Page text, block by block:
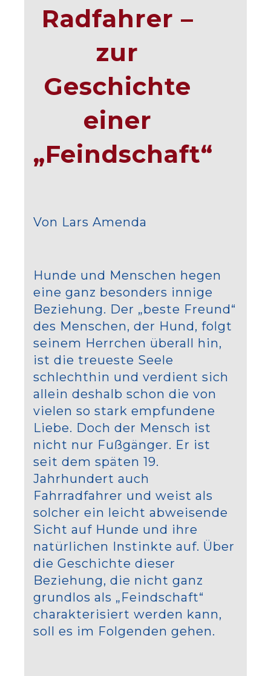
Radfahrer –
zur
Geschichte
einer
„Feindschaft“
Von Lars Amenda
Hunde und Menschen hegen
eine ganz besonders innige
Beziehung. Der „beste Freund“
des Menschen, der Hund, folgt
seinem Herrchen überall hin,
ist die treueste Seele
schlechthin und verdient sich
allein deshalb schon die von
vielen so stark empfundene
Liebe. Doch der Mensch ist
nicht nur Fußgänger. Er ist
seit dem späten 19.
Jahrhundert auch
Fahrradfahrer und weist als
solcher ein leicht abweisende
Sicht auf Hunde und ihre
natürlichen Instinkte auf. Über
die Geschichte dieser
Beziehung, die nicht ganz
grundlos als „Feindschaft“
charakterisiert werden kann,
soll es im Folgenden gehen.